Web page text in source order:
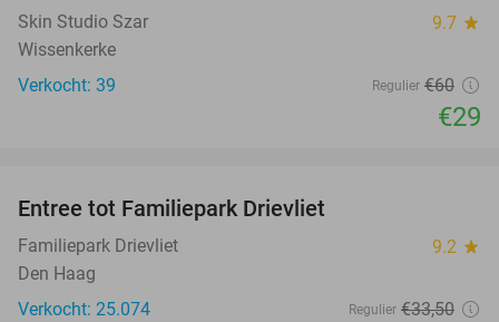
Skin Studio Szar 9.7 star
Wissenkerke
Verkocht: 39
Regulier €60
€29
Entree tot Familiepark Drievliet
Familiepark Drievliet 9.2 star
Den Haag
Verkocht: 25.074
Regulier €33,50